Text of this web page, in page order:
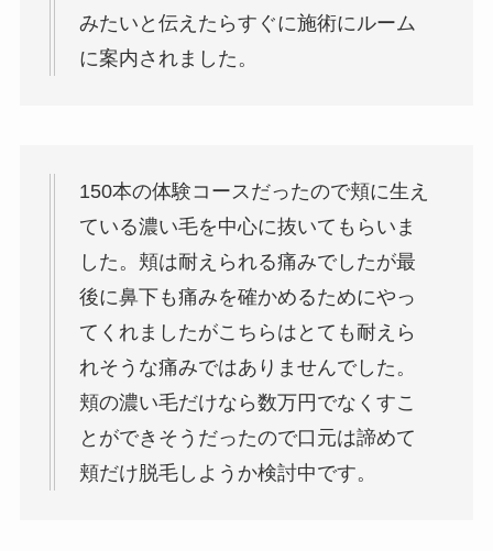
みたいと伝えたらすぐに施術にルーム
に案内されました。
150本の体験コースだったので頬に生え
ている濃い毛を中心に抜いてもらいま
した。頬は耐えられる痛みでしたが最
後に鼻下も痛みを確かめるためにやっ
てくれましたがこちらはとても耐えら
れそうな痛みではありませんでした。
頬の濃い毛だけなら数万円でなくすこ
とができそうだったので口元は諦めて
頬だけ脱毛しようか検討中です。